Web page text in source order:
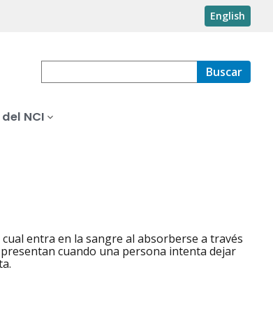
English
Buscar
NCI
entra en la sangre al absorberse a través
cuando una persona intenta dejar